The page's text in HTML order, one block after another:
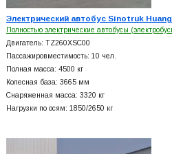
Электрический автобус Sinotruk
Полностью электрические автобусы
Двигатель: TZ260XSC00
Пассажировместимость: 10 чел.
Полная масса: 4500 кг
Колесная база: 3665 мм
Снаряженная масса: 3320 кг
Нагрузки по осям: 1850/2650 кг